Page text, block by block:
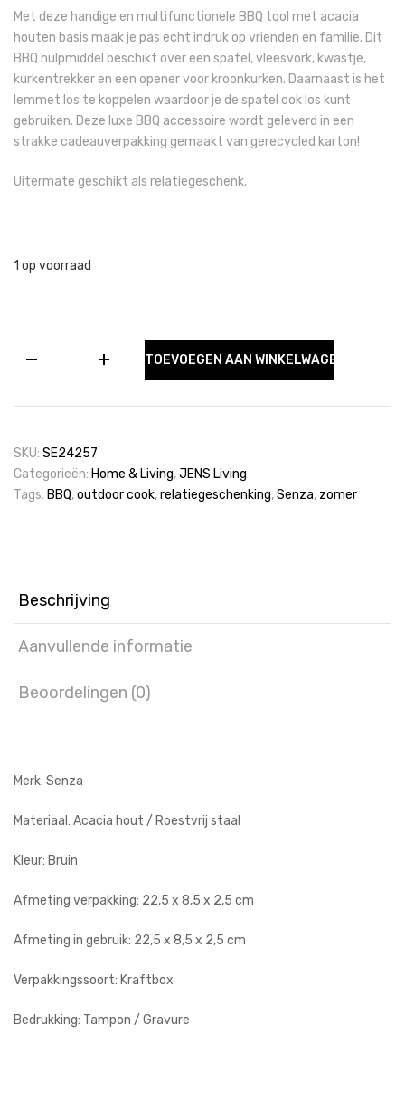
Met deze handige en multifunctionele BBQ tool met acacia
houten basis maak je pas echt indruk op vrienden en familie. Dit
BBQ hulpmiddel beschikt over een spatel, vleesvork, kwastje,
kurkentrekker en een opener voor kroonkurken. Daarnaast is het
lemmet los te koppelen waardoor je de spatel ook los kunt
gebruiken. Deze luxe BBQ accessoire wordt geleverd in een
strakke cadeauverpakking gemaakt van gerecycled karton!
Uitermate geschikt als relatiegeschenk.
1 op voorraad
/
Box
aantal
TOEVOEGEN AAN WINKELWAGEN
SKU: SE24257
Categorieën: Home & Living,JENS Living
Tags: BBQ,outdoor cook,relatiegeschenking,Senza, zomer
Beschrijving
Aanvullende informatie
Beoordelingen (0)
Merk: Senza
Materiaal: Acacia hout / Roestvrij staal
Kleur: Bruin
Afmeting verpakking: 22,5 x 8,5 x 2,5 cm
Afmeting in gebruik: 22,5 x 8,5 x 2,5 cm
Verpakkingssoort: Kraftbox
Bedrukking: Tampon / Gravure